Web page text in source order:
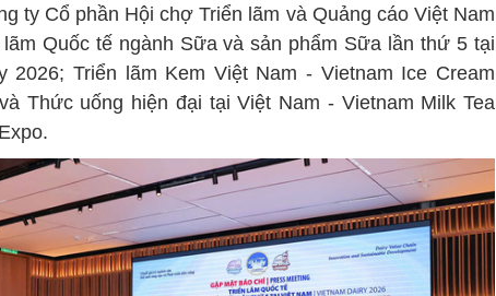
ty Cổ phần Hội chợ Triển lãm và Quảng cáo Việt Nam
Quốc tế ngành Sữa và sản phẩm Sữa lần thứ 5 tại
2026; Triển lãm Kem Việt Nam - Vietnam Ice Cream
Thức uống hiện đại tại Việt Nam - Vietnam Milk Tea